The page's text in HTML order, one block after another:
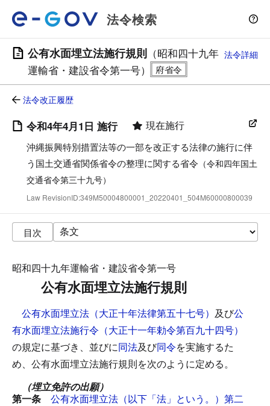
法令検索
公有水面埋立法施行規則 （昭和四十九年
運輸省・建設省令第一号）
法令詳細
法令改正履歴
令和4年4月1日 施行 現在施行
沖縄振興特別措置法等の一部を改正する法律の施行に伴
う国土交通省関係省令の整理に関する省令 （令和四年国土
交通省令第三十九号）
Law RevisionID:349M50004800001_20220401_504M60000800039
目次
昭和四十九年運輸省・建設省令第一号
公有水面埋立法施行規則
公有水面埋立法（大正十年法律第五十七号） 及び公
有水面埋立法施行令（大正十一年勅令第百九十四号）
の規定に基づき、並びに同法及び同令を実施するた
め、公有水面埋立法施行規則を次のように定める。
（埋立免許の出願）
第一条 公有水面埋立法（以下「法」という。）第二